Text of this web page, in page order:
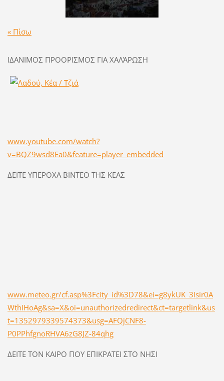
« Πίσω
ΙΔΑΝΙΜΟΣ ΠΡΟΟΡΙΣΜΟΣ ΓΙΑ ΧΑΛΆΡΩΣΗ
www.youtube.com/watch?
v=BQZ9wsd8Ea0&feature=player_embedded
ΔΕΙΤΕ ΥΠΕΡΟΧΑ ΒΙΝΤΕΟ ΤΗΣ ΚΕΑΣ
www.meteo.gr/cf.asp%3Fcity_id%3D78&ei=g8ykUK_3Isir0A
WthIHoAg&sa=X&oi=unauthorizedredirect&ct=targetlink&us
t=1352979339574373&usg=AFQjCNF8-
P0PPhfgnoRHVA6zG8JZ-84qhg
ΔΕΙΤΕ ΤΟΝ ΚΑΙΡΟ ΠΟΥ ΕΠΙΚΡΑΤΕΙ ΣΤΟ ΝΗΣΙ